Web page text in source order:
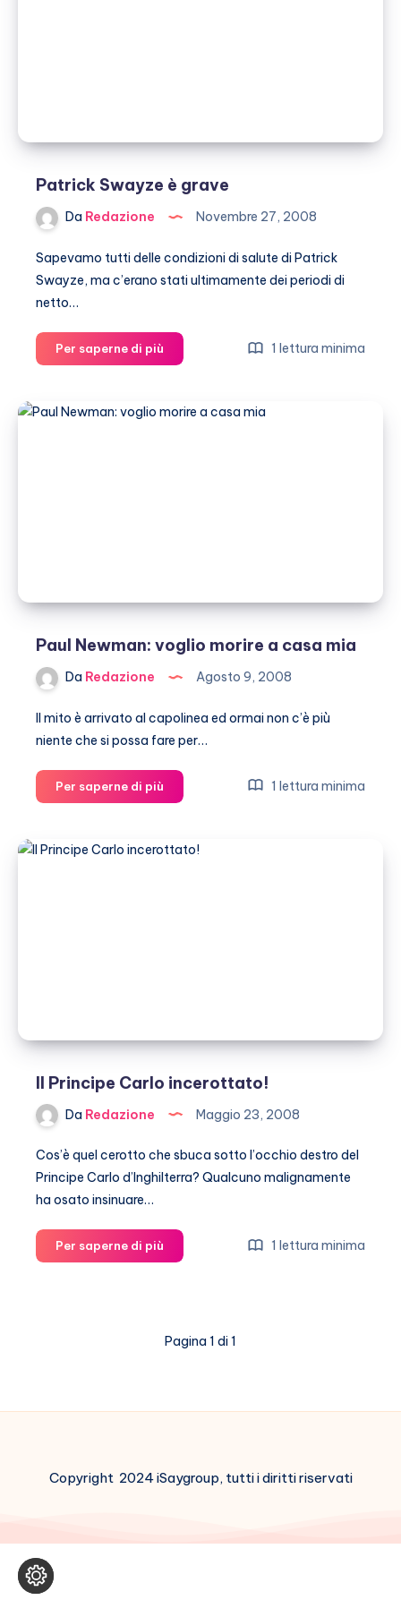
Patrick Swayze è grave
Da Redazione Novembre 27, 2008
Sapevamo tutti delle condizioni di salute di Patrick
Swayze, ma c’erano stati ultimamente dei periodi di
netto…
Per saperne di più
Swayze
grave
1 lettura minima
Paul Newman: voglio morire a casa mia
Da Redazione Agosto 9, 2008
Il mito è arrivato al capolinea ed ormai non c’è più
niente che si possa fare per…
Per saperne di più
Newman:
morire
1 lettura minima
Il Principe Carlo incerottato!
Da Redazione Maggio 23, 2008
Cos’è quel cerotto che sbuca sotto l’occhio destro del
Principe Carlo d’Inghilterra? Qualcuno malignamente
ha osato insinuare…
Per saperne di più
Principe
1 lettura minima
Pagina 1 di 1
Copyright 2024 iSaygroup, tutti i diritti riservati